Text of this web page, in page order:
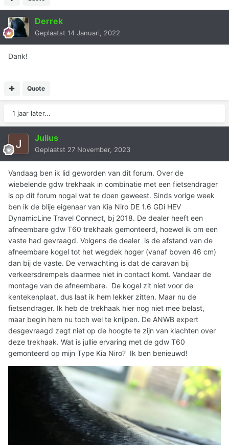
Derrek
Geplaatst 14 Januari, 2022
Dank!
Quote
1 jaar later...
Julius
Geplaatst 27 November, 2023
Vandaag ben ik lid geworden van dit forum. Over de
wiebelende gdw trekhaak in combinatie met een fietsendrager
is op dit forum nogal wat te doen geweest. Sinds vorige week
ben ik de blije eigenaar van Kia Niro DE 1.6 GDi HEV
DynamicLine Travel Connect, bj 2018. De dealer heeft een
afneembare gdw T60 trekhaak gemonteerd, hoewel ik om een
vaste had gevraagd. Volgens de dealer is de afstand van de
afneembare kogel tot het wegdek hoger (vanaf boven 46 cm)
dan bij de vaste. De verwachting is dat de caravan bij
verkeersdrempels daarmee niet in contact komt. Vandaar de
montage van de afneembare. De kogel zit niet voor de
kentekenplaat, dus laat ik hem lekker zitten. Maar nu de
fietsendrager. Ik heb de trekhaak hier nog niet mee belast,
maar begin hem nu toch wel te knijpen. De ANWB expert
desgevraagd zegt niet op de hoogte te zijn van klachten over
deze trekhaak. Wat is jullie ervaring met de gdw T60
gemonteerd op mijn Type Kia Niro? Ik ben benieuwd!